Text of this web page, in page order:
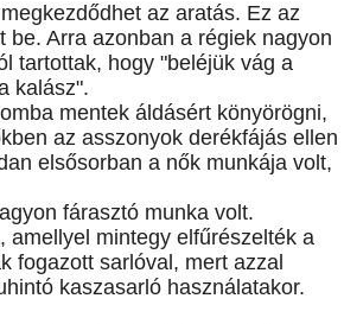
az aratás. Ez az
Arra azonban a régiek nagyon
tartottak, hogy "beléjük vág a
kalász".
mentek áldásért könyörögni,
az asszonyok derékfájás ellen
elsősorban a nők munkája volt,
fárasztó munka volt.
amellyel mintegy elfűrészelték a
fogazott sarlóval, mert azzal
kaszasarló használatakor.